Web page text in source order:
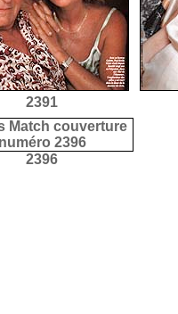
2391
2396